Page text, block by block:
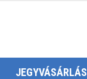
JEGYVÁSÁRLÁS